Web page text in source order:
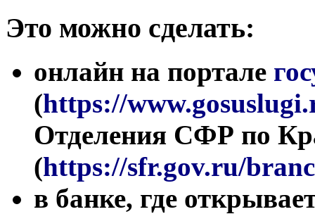
Это можно сделать:
онлайн на портале
(https://
Отделения СФР по
(https://sfr.gov.ru/
в банке, где